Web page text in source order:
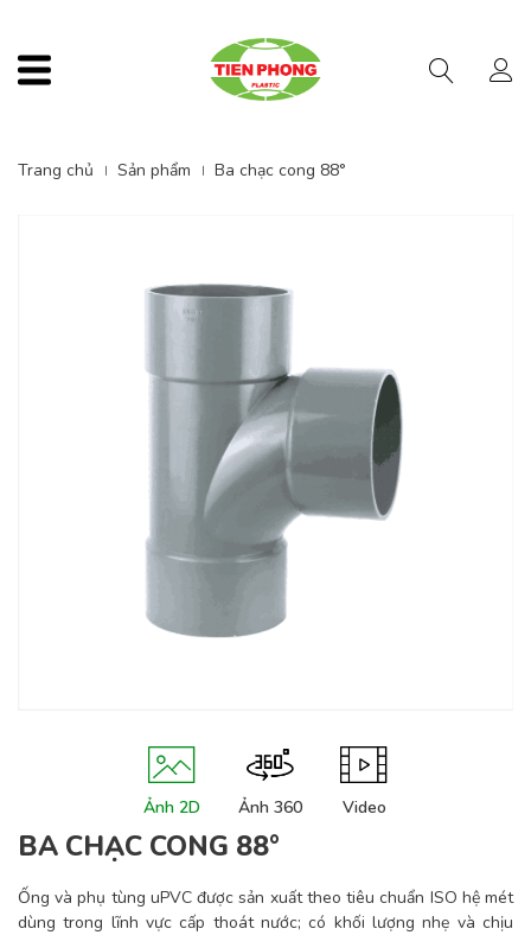
Trang chủ Sản phẩm Ba chạc cong 88°
Ảnh 2D Ảnh 360 Video
BA CHẠC CONG 88°
Ống và phụ tùng uPVC được sản xuất theo tiêu chuẩn ISO hệ mét
dùng trong lĩnh vực cấp thoát nước; có khối lượng nhẹ và chịu